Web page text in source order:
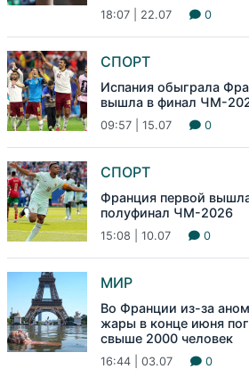
18:07 | 22.07 0
СПОРТ
Испания обыграла
вышла в финал ЧМ-
09:57 | 15.07 0
СПОРТ
Франция первой
полуфинал ЧМ-2026
15:08 | 10.07 0
МИР
Во Франции из-за
жары в конце июня
свыше 2000 человек
16:44 | 03.07 0